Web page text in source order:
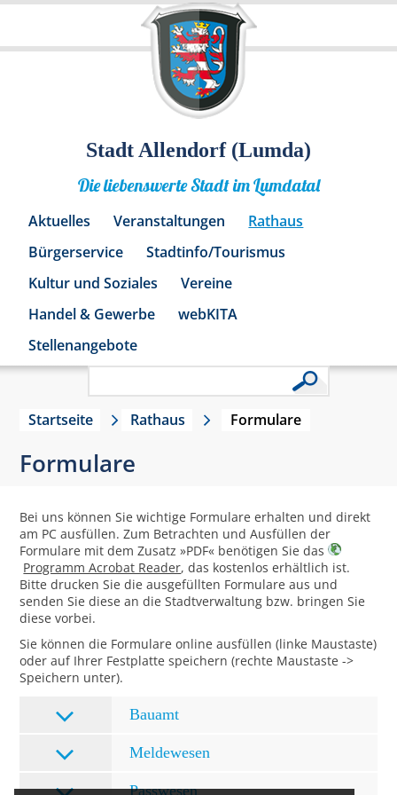
Stadt Allendorf (Lumda)
Die liebenswerte Stadt im Lumdatal
Aktuelles Veranstaltungen
Rathaus
Bürgerservice
Stadtinfo/Tourismus
Kultur und Soziales
Vereine
Handel & Gewerbe
webKITA
Stellenangebote
Startseite Rathaus Formulare
Formulare
Bei uns können Sie wichtige Formulare erhalten und direkt
am PC ausfüllen. Zum Betrachten und Ausfüllen der
Formulare mit dem Zusatz »PDF« benötigen Sie das
Programm Acrobat Reader, das kostenlos erhältlich ist.
Bitte drucken Sie die ausgefüllten Formulare aus und
senden Sie diese an die Stadtverwaltung bzw. bringen Sie
diese vorbei.
Sie können die Formulare online ausfüllen (linke Maustaste)
oder auf Ihrer Festplatte speichern (rechte Maustaste ->
Speichern unter).
Bauamt
Meldewesen
Passwesen